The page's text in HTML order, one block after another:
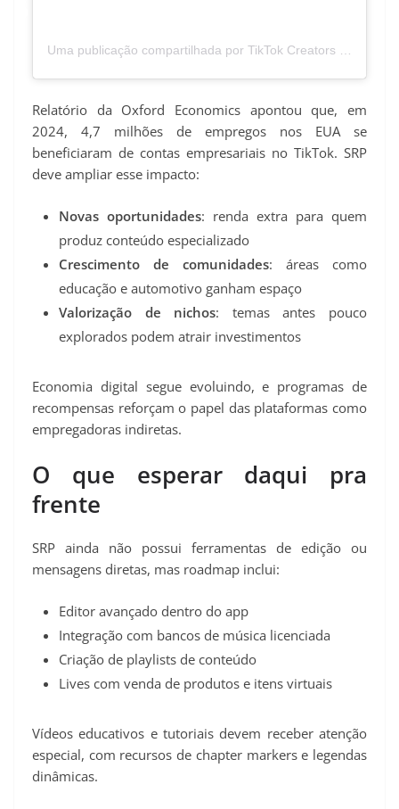
Uma publicação compartilhada por TikTok Creators (@tiktokcreators)
Relatório da Oxford Economics apontou que, em
2024, 4,7 milhões de empregos nos EUA se
beneficiaram de contas empresariais no TikTok. SRP
deve ampliar esse impacto:
Novas oportunidades: renda extra para quem
produz conteúdo especializado
Crescimento de comunidades: áreas como
educação e automotivo ganham espaço
Valorização de nichos: temas antes pouco
explorados podem atrair investimentos
Economia digital segue evoluindo, e programas de
recompensas reforçam o papel das plataformas como
empregadoras indiretas.
O que esperar daqui pra
frente
SRP ainda não possui ferramentas de edição ou
mensagens diretas, mas roadmap inclui:
Editor avançado dentro do app
Integração com bancos de música licenciada
Criação de playlists de conteúdo
Lives com venda de produtos e itens virtuais
Vídeos educativos e tutoriais devem receber atenção
especial, com recursos de chapter markers e legendas
dinâmicas.